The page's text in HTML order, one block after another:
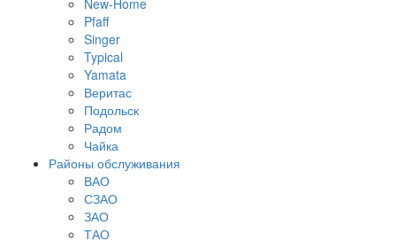
Pfaff
Singer
Typical
Yamata
Веритас
Подольск
Радом
Чайка
Районы обслуживания
ВАО
СЗАО
ЗАО
ТАО